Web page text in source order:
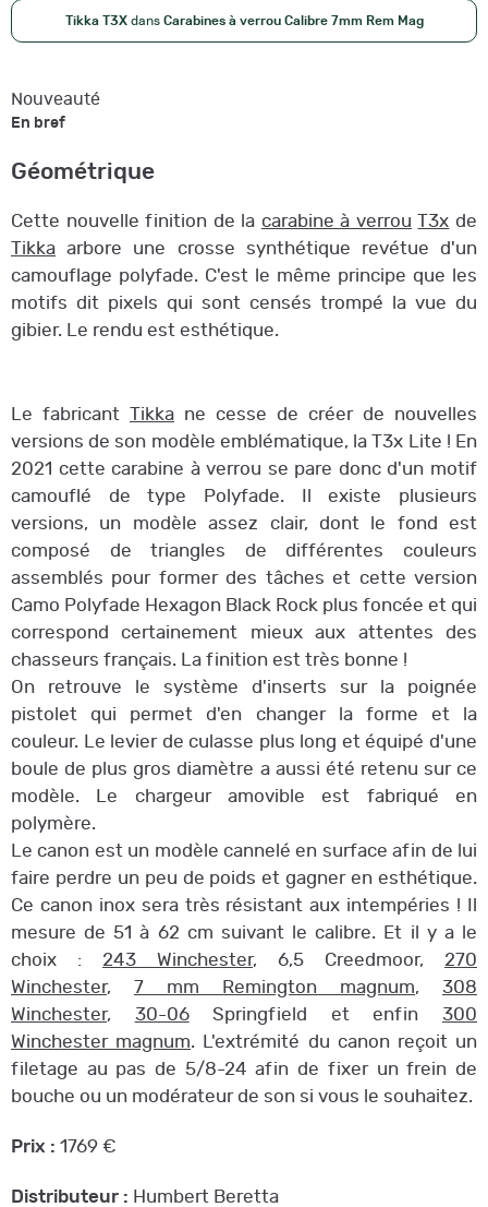
Tikka T3Xdans Carabines à verrou Calibre 7mm Rem Mag
Nouveauté
En bref
Géométrique
Cette nouvelle finition de la carabine à verrou T3x de
Tikka arbore une crosse synthétique revétue d'un
camouflage polyfade. C'est le même principe que les
motifs dit pixels qui sont censés trompé la vue du
gibier. Le rendu est esthétique.
Le fabricant Tikka ne cesse de créer de nouvelles
versions de son modèle emblématique, la T3x Lite ! En
2021 cette carabine à verrou se pare donc d'un motif
camouflé de type Polyfade. Il existe plusieurs
versions, un modèle assez clair, dont le fond est
composé de triangles de différentes couleurs
assemblés pour former des tâches et cette version
Camo Polyfade Hexagon Black Rock plus foncée et qui
correspond certainement mieux aux attentes des
chasseurs français. La finition est très bonne !
On retrouve le système d'inserts sur la poignée
pistolet qui permet d'en changer la forme et la
couleur. Le levier de culasse plus long et équipé d'une
boule de plus gros diamètre a aussi été retenu sur ce
modèle. Le chargeur amovible est fabriqué en
polymère.
Le canon est un modèle cannelé en surface afin de lui
faire perdre un peu de poids et gagner en esthétique.
Ce canon inox sera très résistant aux intempéries ! Il
mesure de 51 à 62 cm suivant le calibre. Et il y a le
choix : 243 Winchester, 6,5 Creedmoor, 270
Winchester, 7 mm Remington magnum, 308
Winchester, 30-06Springfield et enfin300
Winchester magnum. L'extrémité du canon reçoit un
filetage au pas de 5/8-24 afin de fixer un frein de
bouche ou un modérateur de son si vous le souhaitez.
Prix : 1769 €
Distributeur : Humbert Beretta